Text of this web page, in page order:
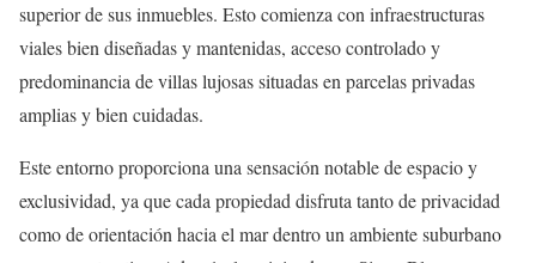
superior de sus inmuebles. Esto comienza con infraestructuras
viales bien diseñadas y mantenidas, acceso controlado y
predominancia de villas lujosas situadas en parcelas privadas
amplias y bien cuidadas.
Este entorno proporciona una sensación notable de espacio y
exclusividad, ya que cada propiedad disfruta tanto de privacidad
como de orientación hacia el mar dentro un ambiente suburbano